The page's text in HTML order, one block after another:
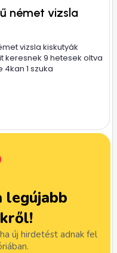
német vizsla
vizsla kiskutyák
keresnek 9 hetesek oltva
1 szuka
legújabb
új hirdetést adnak fel